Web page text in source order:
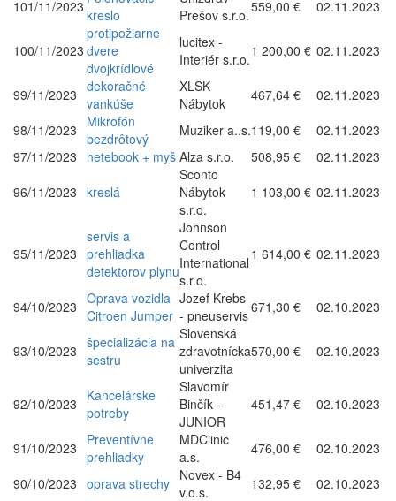
101/11/2023 kreslo
Prešov s.r.o.559,00 € 02.11.2023
100/11/2023
protipožiarne
dvere
dvojkrídlové
lucitex -
Interiér s.r.o.1 200,00 € 02.11.2023
99/11/2023 dekoračné
vankúše
XLSK
Nábytok
467,64 €
02.11.2023
98/11/2023
Mikrofón
bezdrôtový
Muziker a..s.119,00 €
02.11.2023
97/11/2023
netebook + myš Alza s.r.o. 508,95 €
02.11.2023
96/11/2023 kreslá
Sconto
Nábytok
s.r.o.
1 103,00 € 02.11.2023
95/11/2023
servis a
prehliadka
detektorov plynu
Johnson
Control
International
s.r.o.
1 614,00 € 02.11.2023
94/10/2023 Oprava vozidla
Citroen Jumper
Jozef Krebs
- pneuservis671,30 € 02.10.2023
93/10/2023 špecializácia na
sestru
Slovenská
zdravotnícka
univerzita
570,00 € 02.10.2023
92/10/2023
Kancelárske
potreby
Slavomír
Binčík -
JUNIOR
451,47 € 02.10.2023
91/10/2023
Preventívne
prehliadky
MDClinic
a.s.
476,00 €
02.10.2023
90/10/2023 oprava strechy Novex - B4
v.o.s.
132,95 € 02.10.2023